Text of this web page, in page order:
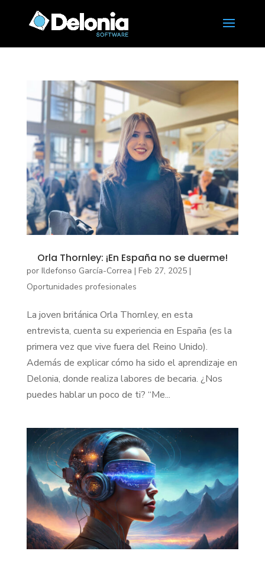
Orla Thornley: ¡En España no se duerme!
por Ildefonso García-Correa | Feb 27, 2025|
Oportunidades profesionales
La joven británica Orla Thornley, en esta
entrevista, cuenta su experiencia en España (es la
primera vez que vive fuera del Reino Unido).
Además de explicar cómo ha sido el aprendizaje en
Delonia, donde realiza labores de becaria. ¿Nos
puedes hablar un poco de ti? “Me...